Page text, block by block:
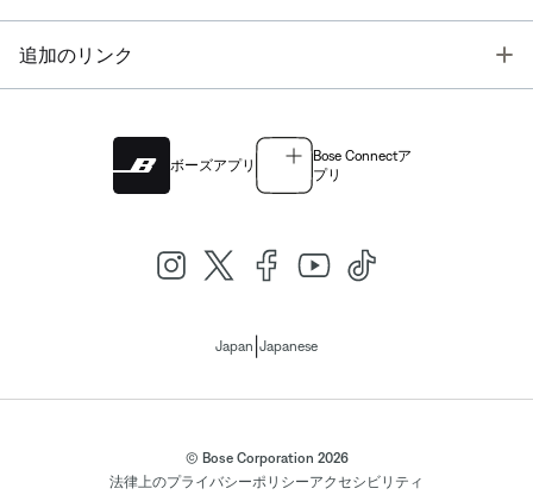
追加のリンク
ボーズアプリ
Bose Connectア
プリ
Japan Japanese
© Bose Corporation 2026
法律上のプライバシーポリシーアクセシビリティ